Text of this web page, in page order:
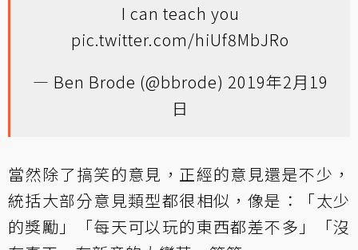
I can teach you
pic.twitter.com/hiUf8MbJRo
— Ben Brode (@bbrode) 2019年2月19
日
當然除了搞笑的意見，正經的意見還是不少，
統括大部分意見類型都很相似，像是：「太少
的獎勵」「每天可以玩的東西都差不多」「沒